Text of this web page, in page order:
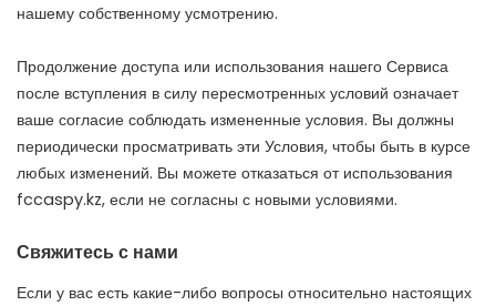
нашему собственному усмотрению.
Продолжение доступа или использования нашего Сервиса
после вступления в силу пересмотренных условий означает
ваше согласие соблюдать измененные условия. Вы должны
периодически просматривать эти Условия, чтобы быть в курсе
любых изменений. Вы можете отказаться от использования
fccaspy.kz, если не согласны с новыми условиями.
Свяжитесь с нами
Если у вас есть какие-либо вопросы относительно настоящих